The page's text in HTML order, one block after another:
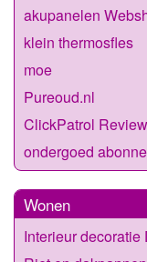
akupanelen
klein thermosfles
moe
Pureoud.nl
ClickPatrol Review
ondergoed
Wonen
Interieur decoratie